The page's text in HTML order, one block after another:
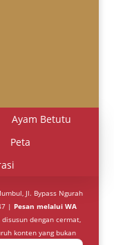
Ayam Betutu
Peta
Jl. Bypass Ngurah
| Pesan melalui WA
dengan cermat,
konten yang bukan
(UK)
文
文